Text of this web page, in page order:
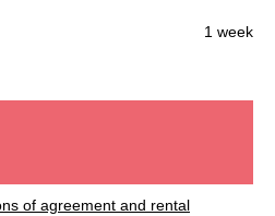
1 week
of agreement and rental